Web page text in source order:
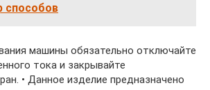
способов
машины обязательно отключайте
тока и закрывайте
• Данное изделие предназначено